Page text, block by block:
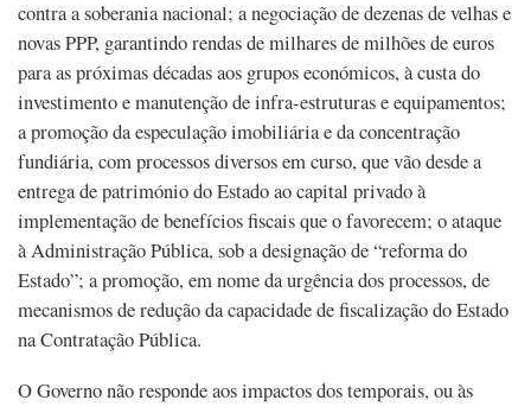
contra a soberania nacional; a negociação de dezenas de velhas e
novas PPP, garantindo rendas de milhares de milhões de euros
para as próximas décadas aos grupos económicos, à custa do
investimento e manutenção de infra-estruturas e equipamentos;
a promoção da especulação imobiliária e da concentração
fundiária, com processos diversos em curso, que vão desde a
entrega de património do Estado ao capital privado à
implementação de benefícios fiscais que o favorecem; o ataque
à Administração Pública, sob a designação de “reforma do
Estado”; a promoção, em nome da urgência dos processos, de
mecanismos de redução da capacidade de fiscalização do Estado
na Contratação Pública.
O Governo não responde aos impactos dos temporais, ou às